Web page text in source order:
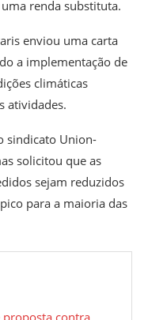
renda substituta.
enviou uma carta
a implementação de
climáticas
atividades.
sindicato Union-
solicitou que as
sejam reduzidos
para a maioria das